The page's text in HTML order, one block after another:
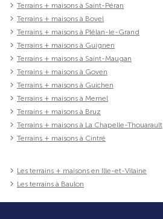
Terrains + maisons à Saint-Péran
Terrains + maisons à Bovel
Terrains + maisons à Plélan-le-Grand
Terrains + maisons à Guignen
Terrains + maisons à Saint-Maugan
Terrains + maisons à Goven
Terrains + maisons à Guichen
Terrains + maisons à Mernel
Terrains + maisons à Bruz
Terrains + maisons à La Chapelle-Thouarault
Terrains + maisons à Cintré
Les terrains + maisons en Ille-et-Vilaine
Les terrains à Baulon